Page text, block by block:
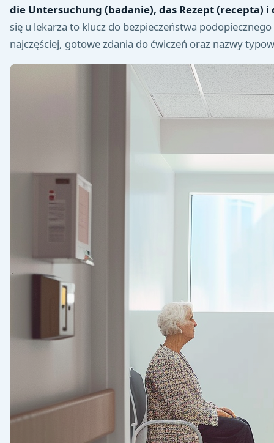
die Untersuchung (badanie), das Rezept (recepta)
się u lekarza to klucz do bezpieczeństwa
najczęściej, gotowe zdania do ćwiczeń oraz nazwy